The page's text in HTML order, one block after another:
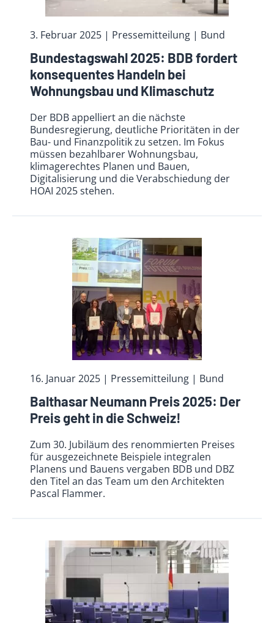
3. Februar 2025 | Pressemitteilung | Bund
Bundestagswahl 2025: BDB fordert
konsequentes Handeln bei
Wohnungsbau und Klimaschutz
Der BDB appelliert an die nächste
Bundesregierung, deutliche Prioritäten in der
Bau- und Finanzpolitik zu setzen. Im Fokus
müssen bezahlbarer Wohnungsbau,
klimagerechtes Planen und Bauen,
Digitalisierung und die Verabschiedung der
HOAI 2025 stehen.
16. Januar 2025 | Pressemitteilung | Bund
Balthasar Neumann Preis 2025: Der
Preis geht in die Schweiz!
Zum 30. Jubiläum des renommierten Preises
für ausgezeichnete Beispiele integralen
Planens und Bauens vergaben BDB und DBZ
den Titel an das Team um den Architekten
Pascal Flammer.